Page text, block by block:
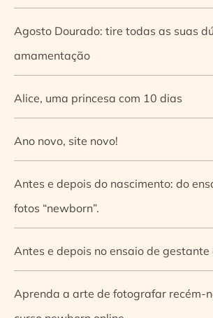
Agosto Dourado: tire todas as suas
amamentação
Alice, uma princesa com 10 dias
Ano novo, site novo!
Antes e depois do nascimento: do
fotos “newborn”.
Antes e depois no ensaio de gestante
Aprenda a arte de fotografar recém-